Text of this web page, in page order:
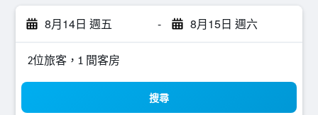
8月14日 週五 - 8月15日 週六
2位旅客，1 間客房
搜尋